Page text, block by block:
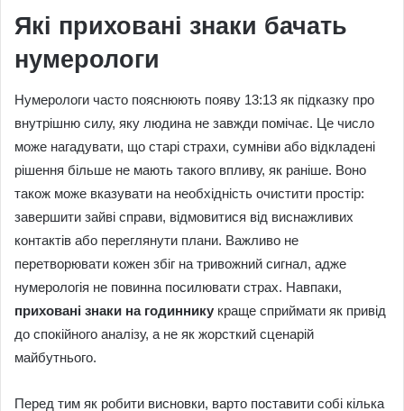
Які приховані знаки бачать
нумерологи
Нумерологи часто пояснюють появу 13:13 як підказку про
внутрішню силу, яку людина не завжди помічає. Це число
може нагадувати, що старі страхи, сумніви або відкладені
рішення більше не мають такого впливу, як раніше. Воно
також може вказувати на необхідність очистити простір:
завершити зайві справи, відмовитися від виснажливих
контактів або переглянути плани. Важливо не
перетворювати кожен збіг на тривожний сигнал, адже
нумерологія не повинна посилювати страх. Навпаки,
приховані знаки на годиннику краще сприймати як привід
до спокійного аналізу, а не як жорсткий сценарій
майбутнього.
Перед тим як робити висновки, варто поставити собі кілька